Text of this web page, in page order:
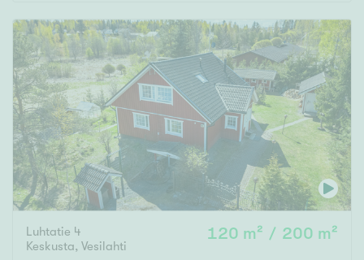
Luhtatie 4
Keskusta, Vesilahti
120 m² / 200 m²